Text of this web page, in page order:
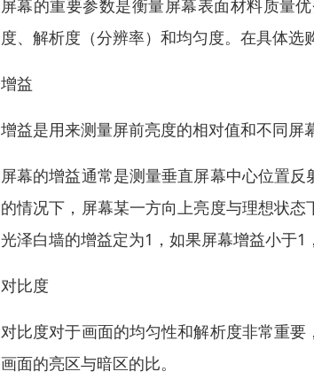
屏幕的重要参数是衡量屏幕表面材料质量
度、解析度（分辨率）和均匀度。在具体选
增益
增益是用来测量屏前亮度的相对值和不同屏
屏幕的增益通常是测量垂直屏幕中心位置
的情况下，屏幕某一方向上亮度与理想状
光泽白墙的增益定为1，如果屏幕增益小于1
对比度
对比度对于画面的均匀性和解析度非常重
画面的亮区与暗区的比。